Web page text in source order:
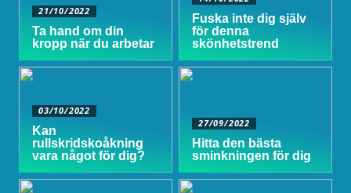
21/10/2022
Ta hand om din
kropp när du arbetar
Fuska inte dig själv
för denna
skönhetstrend
03/10/2022
Kan
rullskridskoåkning
vara något för dig?
27/09/2022
Hitta den bästa
sminkningen för dig